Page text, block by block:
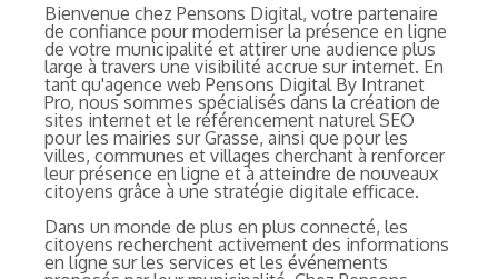
Bienvenue chez Pensons Digital, votre partenaire
de confiance pour moderniser la présence en ligne
de votre municipalité et attirer une audience plus
large à travers une visibilité accrue sur internet. En
tant qu'agence web Pensons Digital By Intranet
Pro, nous sommes spécialisés dans la création de
sites internet et le référencement naturel SEO
pour les mairies sur Grasse, ainsi que pour les
villes, communes et villages cherchant à renforcer
leur présence en ligne et à atteindre de nouveaux
citoyens grâce à une stratégie digitale efficace.
Dans un monde de plus en plus connecté, les
citoyens recherchent activement des informations
en ligne sur les services et les événements